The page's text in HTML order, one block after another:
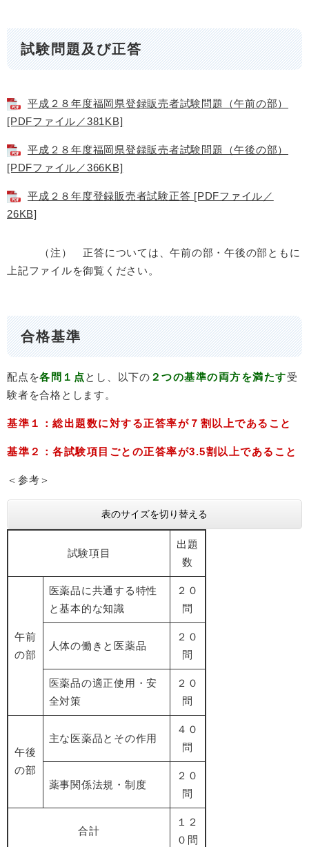
試験問題及び正答
平成２８年度福岡県登録販売者試験問題（午前の部）
[PDFファイル／381KB]
平成２８年度福岡県登録販売者試験問題（午後の部）
[PDFファイル／366KB]
平成２８年度登録販売者試験正答 [PDFファイル／
26KB]
（注） 正答については、午前の部・午後の部ともに
上記ファイルを御覧ください。
合格基準
配点を各問１点とし、以下の ２つの基準の両方を満たす受
験者を合格とします。
基準１：総出題数に対する正答率が７割以上であること
基準２：各試験項目ごとの正答率が3.5割以上であること
＜参考＞
表のサイズを切り替える
試験項目
出題
数
午前
の部
医薬品に共通する特性
と基本的な知識
２０
問
人体の働きと医薬品
２０
問
医薬品の適正使用・安
全対策
２０
問
午後
の部
主な医薬品とその作用
４０
問
薬事関係法規・制度
２０
問
合計
１２
０問